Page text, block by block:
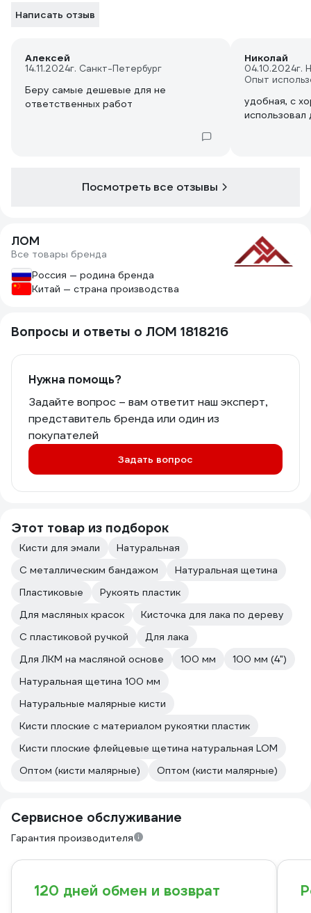
Написать отзыв
Алексей
14.11.2024г. Санкт-Петербург
Беру самые дешевые для не
ответственных работ
Николай
04.10.2024г.
Опыт
удобная, с
использовал
Посмотреть все отзывы
ЛОМ
Все товары бренда
Россия — родина бренда
Китай — страна производства
Вопросы и ответы о ЛОМ 1818216
Нужна помощь?
Задайте вопрос – вам ответит наш эксперт,
представитель бренда или один из
покупателей
Задать вопрос
Этот товар из подборок
Кисти для эмали
Натуральная
С металлическим бандажом
Натуральная щетина
Пластиковые
Рукоять пластик
Для масляных красок
Кисточка для лака по дереву
С пластиковой ручкой
Для лака
Для ЛКМ на масляной основе
100 мм
100 мм (4")
Натуральная щетина 100 мм
Натуральные малярные кисти
Кисти плоские с материалом рукоятки пластик
Кисти плоские флейцевые щетина натуральная LOM
Оптом (кисти малярные)
Оптом (кисти малярные)
Сервисное обслуживание
Гарантия производителя
120 дней обмен и возврат